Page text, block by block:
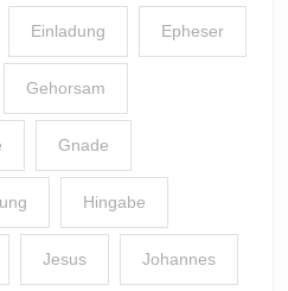
Einladung Epheser
Gehorsam
Gnade
Hingabe
Jesus Johannes